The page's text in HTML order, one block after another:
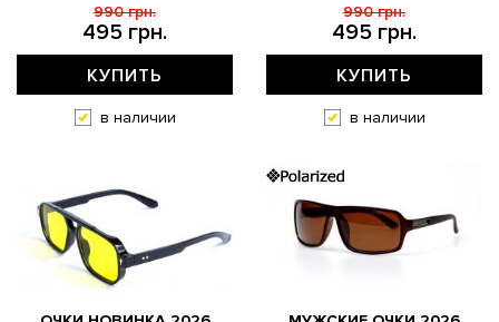
495 грн.
990 грн.
КУПИТЬ
в наличии
495 грн.
990 грн.
КУПИТЬ
в наличии